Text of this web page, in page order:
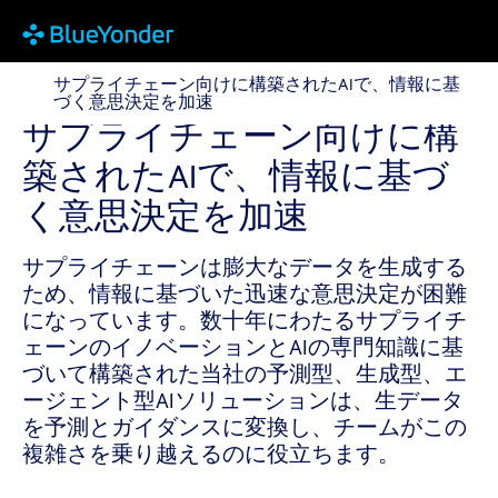
サプライチェーン向けに構築されたAIで、情報に基づ
サプライチェーン向けに構築されたAIで、情報に基
づく意思決定を加速
サプライチェーン向けに構
築されたAIで、情報に基づ
く意思決定を加速
サプライチェーンは膨大なデータを生成する
ため、情報に基づいた迅速な意思決定が困難
になっています。数十年にわたるサプライチ
ェーンのイノベーションとAIの専門知識に基
づいて構築された当社の予測型、生成型、エ
ージェント型AIソリューションは、生データ
を予測とガイダンスに変換し、チームがこの
複雑さを乗り越えるのに役立ちます。